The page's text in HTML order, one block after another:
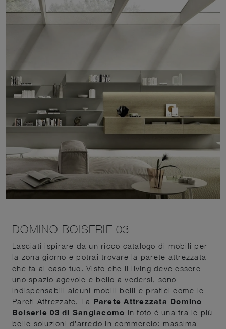
DOMINO BOISERIE 03
Lasciati ispirare da un ricco catalogo di mobili per
la zona giorno e potrai trovare la parete attrezzata
che fa al caso tuo. Visto che il living deve essere
uno spazio agevole e bello a vedersi, sono
indispensabili alcuni mobili belli e pratici come le
Pareti Attrezzate. La Parete Attrezzata Domino
Boiserie 03 di Sangiacomo in foto è una tra le più
belle soluzioni d’arredo in commercio: massima